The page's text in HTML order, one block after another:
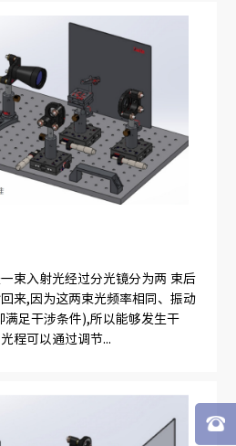
束入射光经过分光镜分为两 束后
来,因为这两束光频率相同、振动
满足干涉条件),所以能够发生干
程可以通过调节...